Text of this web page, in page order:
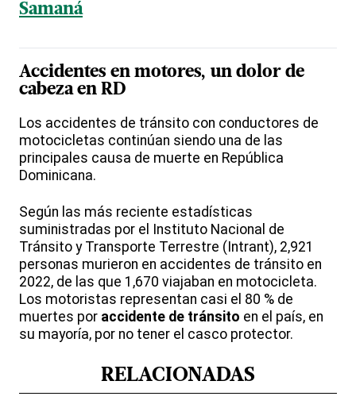
Samaná
Accidentes en motores, un dolor de
cabeza en RD
Los accidentes de tránsito con conductores de
motocicletas continúan siendo una de las
principales causa de muerte en República
Dominicana.
Según las más reciente estadísticas
suministradas por el Instituto Nacional de
Tránsito y Transporte Terrestre (Intrant), 2,921
personas murieron en accidentes de tránsito en
2022, de las que 1,670 viajaban en motocicleta.
Los motoristas representan casi el 80 % de
muertes por accidente de tránsito en el país, en
su mayoría, por no tener el casco protector.
RELACIONADAS